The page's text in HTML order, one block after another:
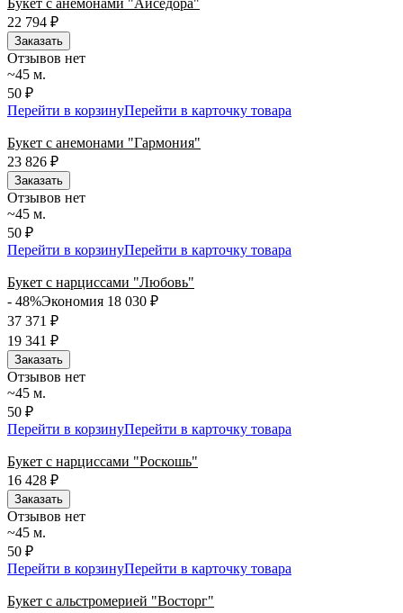
22 794 ₽
Заказать
Отзывов нет
~45 м.
50 ₽
Перейти в корзинуПерейти в карточку товара
Букет с анемонами "Гармония"
23 826 ₽
Заказать
Отзывов нет
~45 м.
50 ₽
Перейти в корзинуПерейти в карточку товара
Букет с нарциссами "Любовь"
- 48%Экономия 18 030 ₽
37 371 ₽
19 341 ₽
Заказать
Отзывов нет
~45 м.
50 ₽
Перейти в корзинуПерейти в карточку товара
Букет с нарциссами "Роскошь"
16 428 ₽
Заказать
Отзывов нет
~45 м.
50 ₽
Перейти в корзинуПерейти в карточку товара
Букет с альстромерией "Восторг"